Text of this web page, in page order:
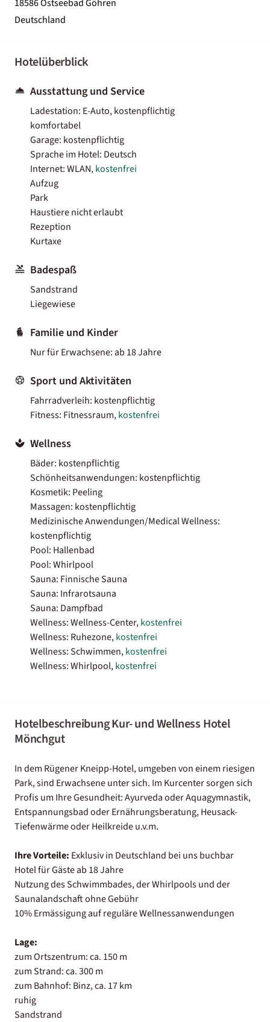
18586 Ostseebad Göhren
Deutschland
Hotelüberblick
Ausstattung und Service
Ladestation: E-Auto, kostenpflichtig
komfortabel
Garage: kostenpflichtig
Sprache im Hotel: Deutsch
Internet: WLAN,kostenfrei
Aufzug
Park
Haustiere nicht erlaubt
Rezeption
Kurtaxe
Badespaß
Sandstrand
Liegewiese
Familie und Kinder
Nur für Erwachsene: ab 18 Jahre
Sport und Aktivitäten
Fahrradverleih: kostenpflichtig
Fitness: Fitnessraum,kostenfrei
Wellness
Bäder: kostenpflichtig
Schönheitsanwendungen: kostenpflichtig
Kosmetik: Peeling
Massagen: kostenpflichtig
Medizinische Anwendungen/Medical Wellness:
kostenpflichtig
Pool: Hallenbad
Pool: Whirlpool
Sauna: Finnische Sauna
Sauna: Infrarotsauna
Sauna: Dampfbad
Wellness: Wellness-Center,kostenfrei
Wellness: Ruhezone,kostenfrei
Wellness: Schwimmen,kostenfrei
Wellness: Whirlpool,kostenfrei
Hotelbeschreibung Kur- und Wellness Hotel
Mönchgut
In dem Rügener Kneipp-Hotel, umgeben von einem riesigen
Park, sind Erwachsene unter sich. Im Kurcenter sorgen sich
Profis um Ihre Gesundheit: Ayurveda oder Aquagymnastik,
Entspannungsbad oder Ernährungsberatung, Heusack-
Tiefenwärme oder Heilkreide u.v.m.
Ihre Vorteile: Exklusiv in Deutschland bei uns buchbar
Hotel für Gäste ab 18 Jahre
Nutzung des Schwimmbades, der Whirlpools und der
Saunalandschaft ohne Gebühr
10% Ermässigung auf reguläre Wellnessanwendungen
Lage:
zum Ortszentrum: ca. 150 m
zum Strand: ca. 300 m
zum Bahnhof: Binz, ca. 17 km
ruhig
Sandstrand